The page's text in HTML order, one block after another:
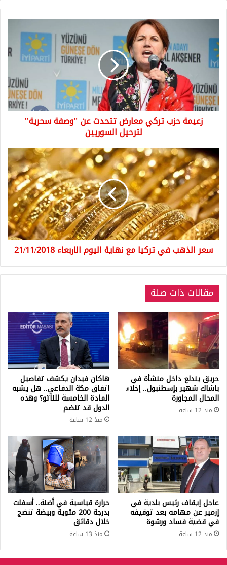
حزب
تركي
معارض
تتحدث
"وصفة
سحرية"
لترحيل
السوريينزعيمة حزب تركي معارض تتحدث عن "وصفة سحرية"
لترحيل السوريين
سعر
الذهب
في
تركيا
مع
نهاية
اليوم
الاربعاء
21/11/2018
سعر الذهب في تركيا مع نهاية اليوم الاربعاء 21/11/2018
مقالات ذات صلة
حريق يندلع داخل منشأة في
باشاك شهير بإسطنبول.. إخلاء
المحال المجاورة
منذ 12 ساعة
هاكان فيدان يكشف تفاصيل
اتفاق مكة الدفاعي.. هل يشبه
المادة الخامسة للناتو؟ وهذه
الدول قد تنضم
منذ 12 ساعة
عاجل إيقاف رئيس بلدية في
إزمير عن مهامه بعد توقيفه
في قضية فساد ورشوة
منذ 12 ساعة
حرارة قياسية في أضنة.. أسفلت
بدرجة 200 مئوية وبيضة تنضج
خلال دقائق
منذ 13 ساعة